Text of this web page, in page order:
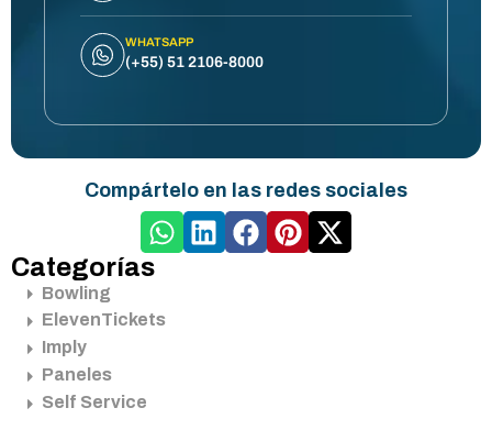
WHATSAPP
(+55) 51 2106-8000
Compártelo en las redes sociales
Categorías
Bowling
ElevenTickets
Imply
Paneles
Self Service